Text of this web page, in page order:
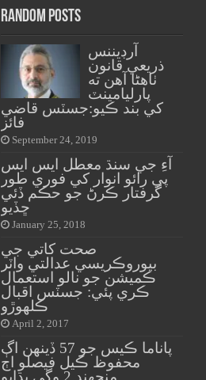
Random Posts
آرڊيننس
ذريعي قانون
ٺاهڻا آهن ته
پارليامينٽ
کي بند ڪيو:جسٽس قاضي
فائز
September 24, 2019
آءِ جي سنڌ معطل ايس ايس
پي رائو انوار کي فوري طور
گرفتار ڪرڻ جو حڪم ڏئي
ڇڏيو
January 25, 2018
صحت کاتي جي
بيوروڪريسي عدالتي واٽر
ڪميشن جو نالو استعمال
ڪري پئي: جسٽس اقبال
ڪلهوڙو
April 2, 2017
پاناما ڪيس جو 57 ڏينهن اڳ
محفوظ ڪيل فيصلو اڄ
منجهند 2 وڳي ٻڌايو